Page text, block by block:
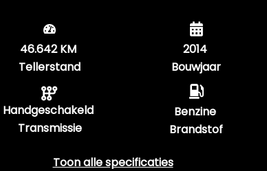
46.642 KM
Tellerstand
Handgeschakeld
Transmissie
2014
Bouwjaar
Benzine
Brandstof
Toon alle specificaties